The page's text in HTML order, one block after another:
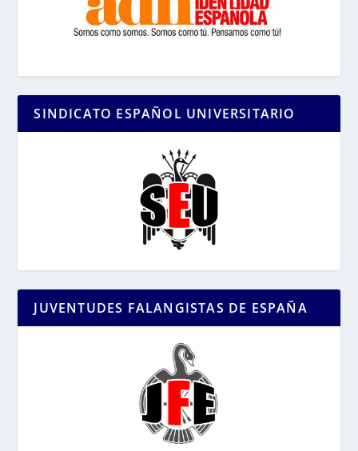
SINDICATO ESPAÑOL UNIVERSITARIO
JUVENTUDES FALANGISTAS DE ESPAÑA